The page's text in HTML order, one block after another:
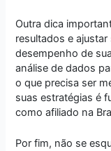
Outra dica
resultados e
desempenho de
análise de dados
o que precisa ser
suas estratégias é
como afiliado na
Por fim, não se